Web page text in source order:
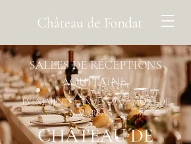
Château de Fondat
SALLES DE RÉCEPTIONS
AQUITAINE
ÉVÈNEMENTS LANDES - PAU -MONT DE
MARSAN
CHÂTEAU DE